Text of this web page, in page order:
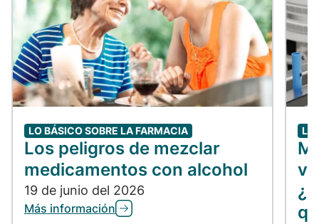
LO BÁSICO SOBRE LA FARMACIA
Los peligros de mezclar
medicamentos con alcohol
19 de junio del 2026
Más información
LO